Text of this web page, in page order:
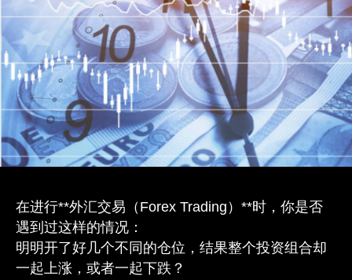
在进行**外汇交易（Forex Trading）**时，你是否
遇到过这样的情况：
明明开了好几个不同的仓位，结果整个投资组合却
一起上涨，或者一起下跌？